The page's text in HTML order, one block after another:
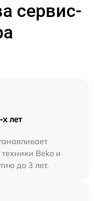
сервис-
лет
Beko и
до 3 лет.